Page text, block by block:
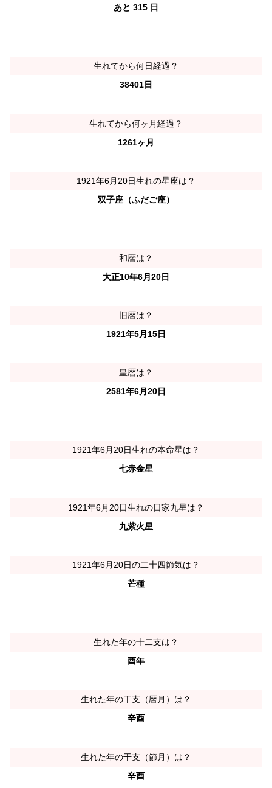
あと 315 日
生れてから何日経過？
38401日
生れてから何ヶ月経過？
1261ヶ月
1921年6月20日生れの星座は？
双子座（ふだご座）
和暦は？
大正10年6月20日
旧暦は？
1921年5月15日
皇暦は？
2581年6月20日
1921年6月20日生れの本命星は？
七赤金星
1921年6月20日生れの日家九星は？
九紫火星
1921年6月20日の二十四節気は？
芒種
生れた年の十二支は？
酉年
生れた年の干支（暦月）は？
辛酉
生れた年の干支（節月）は？
辛酉